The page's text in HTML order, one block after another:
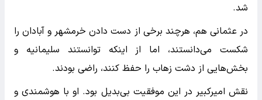
شد.
در عثمانی هم، هرچند برخی از دست دادن خرمشهر و آبادان را
شکست می‌دانستند، اما از اینکه توانستند سلیمانیه و
بخش‌هایی از دشت زهاب را حفظ کنند، راضی بودند.
نقش امیرکبیر در این موفقیت بی‌بدیل بود. او با هوشمندی و